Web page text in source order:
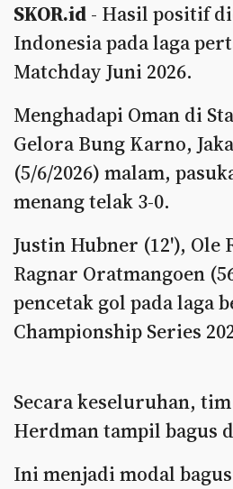
SKOR.id - Hasil positif
Indonesia pada laga
Matchday Juni 2026.
Menghadapi Oman di
Gelora Bung Karno,
(5/6/2026) malam,
menang telak 3-0.
Justin Hubner (12'), Ole
Ragnar Oratmangoen
pencetak gol pada laga
Championship Series
Secara keseluruhan,
Herdman tampil bagus
Ini menjadi modal